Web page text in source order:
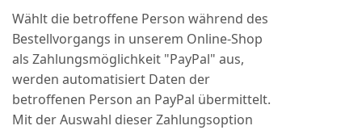
Wählt die betroffene Person während des
Bestellvorgangs in unserem Online-Shop
als Zahlungsmöglichkeit "PayPal" aus,
werden automatisiert Daten der
betroffenen Person an PayPal übermittelt.
Mit der Auswahl dieser Zahlungsoption